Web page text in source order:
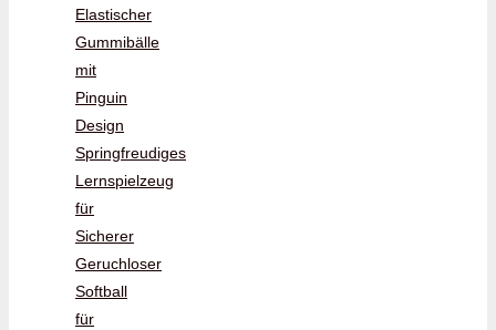
Elastischer
Gummibälle
mit
Pinguin
Design
Springfreudiges
Lernspielzeug
für
Sicherer
Geruchloser
Softball
für